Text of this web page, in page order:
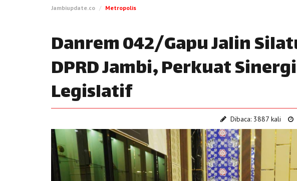
Jambiupdate.co Metropolis
Danrem 042/Gapu Jalin
DPRD Jambi, Perkuat
Legislatif
Dibaca: 3887 kali